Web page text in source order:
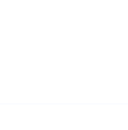
服务:线上线下配套都有教学，有